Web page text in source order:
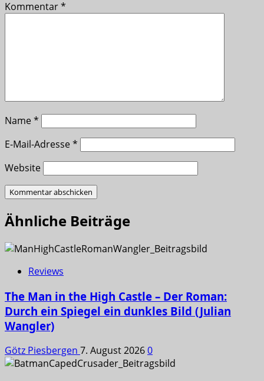
Kommentar*
Name*
E-Mail-Adresse*
Website
Ähnliche Beiträge
Reviews
The Man in the High Castle – Der Roman:
Durch ein Spiegel ein dunkles Bild (Julian
Wangler)
Götz Piesbergen 7. August 20260